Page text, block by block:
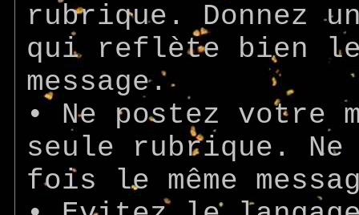
rubrique. Donnez
qui reflète bien le
message.
• Ne postez votre
seule rubrique.
fois le même